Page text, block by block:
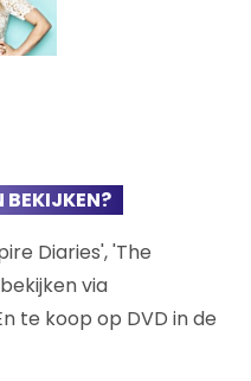
BEKIJKEN?
Diaries', 'The
via
te koop op DVD in de